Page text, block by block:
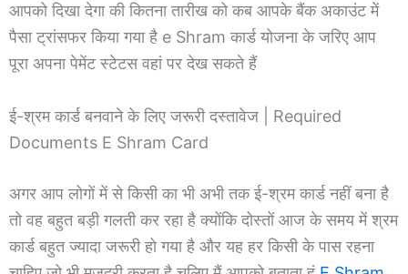
आपको दिखा देगा की कितना तारीख को कब आपके बैंक अकाउंट में
पैसा ट्रांसफर किया गया है e Shram कार्ड योजना के जरिए आप
पूरा अपना पेमेंट स्टेटस वहां पर देख सकते हैं
ई-श्रम कार्ड बनवाने के लिए जरूरी दस्तावेज | Required
Documents E Shram Card
अगर आप लोगों में से किसी का भी अभी तक ई-श्रम कार्ड नहीं बना है
तो वह बहुत बड़ी गलती कर रहा है क्योंकि दोस्तों आज के समय में श्रम
कार्ड बहुत ज्यादा जरूरी हो गया है और यह हर किसी के पास रहना